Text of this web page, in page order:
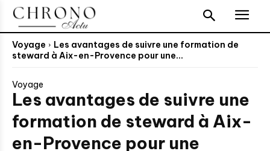
Voyage
Les avantages de suivre une formation de
steward à Aix-en-Provence pour une...
Voyage
Les avantages de suivre une
formation de steward à Aix-
en-Provence pour une